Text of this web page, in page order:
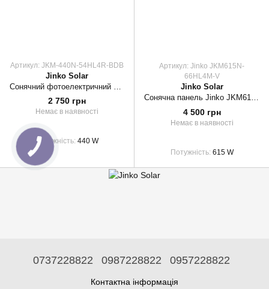
Артикул: JKM-440N-54HL4R-BDB
Jinko Solar
2 750 грн
Немає в наявності
Потужність 440 W
Артикул: Jinko JKM615N-
66HL4M-V
Jinko Solar
Сонячна панель Jinko JKM615N-66HL4M-V N-type 615Вт
4 500 грн
Немає в наявності
Потужність 615 W
0737228822 0987228822 0957228822
Контактна інформація